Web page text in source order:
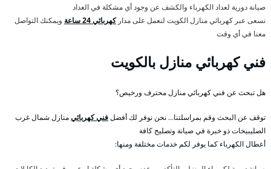
صيانة دورية لعداد الكهرباء والكشف عن وجود أي مشكلة في العداد
نسعى عبر كهربائي منازل الكويت لنعمل على مداركهربائي 24 ساعة
ويمكنك التواصل
معنا في أي وقت
فني كهربائي منازل بالكويت
هل تبحث عن فني كهربائي منازل محترف ورخيص؟
توقف عن البحث وقم بمراسلتنا… نحن نوفر لك أفضلفني كهربائيمنازل شمال غرب
الصليبيخات ذو خبرة في صيانة وتصليح كافة
أعطال الكهرباء كما يوفر لكم خدمات مختلفة ومنها: